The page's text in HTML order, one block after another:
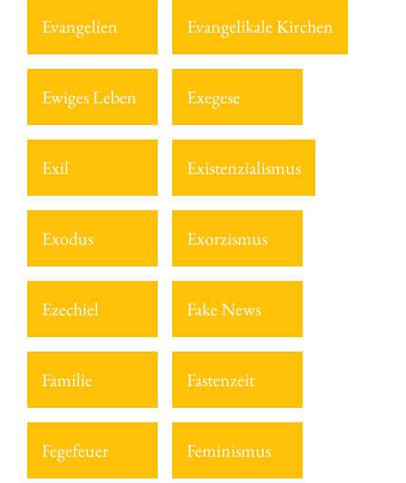
Evangelien Evangelikale Kirchen
Ewiges Leben Exegese
Exil Existenzialismus
Exodus Exorzismus
Ezechiel Fake News
Familie Fastenzeit
Fegefeuer Feminismus